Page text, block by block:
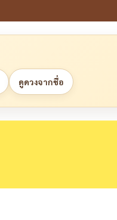
ดูดวงจากชื่อ